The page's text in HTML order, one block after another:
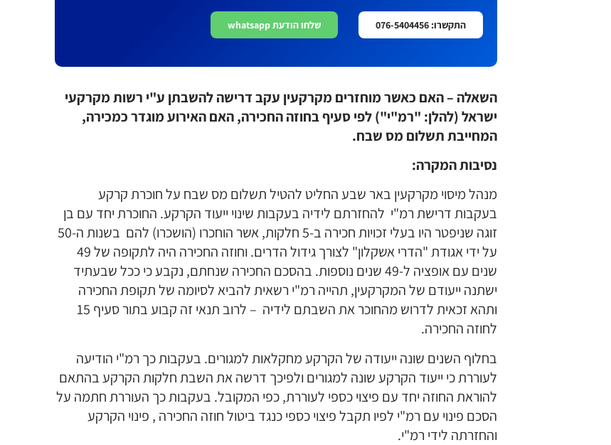
התקשרו: 076-5404456 שלחו הודעת whatsapp
השאלה – האם כאשר מוחזרים מקרקעין עקב דרישה להשבתן ע"י רשות מקרקעי
ישראל (להלן: "רמ"י") לפי סעיף בחוזה החכירה, האם האירוע מוגדר כמכירה,
המחייבת תשלום מס שבח.
נסיבות המקרה:
מנהל מיסוי מקרקעין באר שבע החליט להטיל תשלום מס שבח על חוכרת קרקע
בעקבות דרישת רמ"י להחזרתם לידיה בעקבות שינוי ייעוד הקרקע. החוכרת יחד עם בן
זוגה שניפטר היו בעלי זכויות חכירה ב-5 חלקות, אשר הוחכרו (הושכרו) להם בשנות ה-50
על ידי אגודת "הדרי אשקלון" לצורך גידול הדרים. וחוזה החכירה היה לתקופה של 49
שנים עם אופציה ל-49 שנים נוספות. בהסכם החכירה שנחתם, נקבע כי ככל שבעתיד
ישתנה ייעודם של המקרקעין, תהייה רמ"י רשאית להביא לסיומה של תקופת החכירה
ותהא זכאית לדרוש מהחוכר את השבתם לידיה – לרוב תנאי זה קבוע בתור סעיף 15
לחוזה החכירה.
בחלוף השנים שונה ייעודה של הקרקע מחקלאות למגורים. בעקבות כך רמ"י הודיעה
לעוררת כי ייעוד הקרקע שונה למגורים ולפיכך דרשה את השבת חלקות הקרקע בהתאם
להוראת החוזה יחד עם פיצוי כספי לעוררת, כפי המקובל. בעקבות כך העוררת חתמה על
הסכם פינוי עם רמ"י לפיו תקבל פיצוי כספי כנגד ביטול חוזה החכירה , פינוי הקרקע
והחזרתה לידי רמ"י.